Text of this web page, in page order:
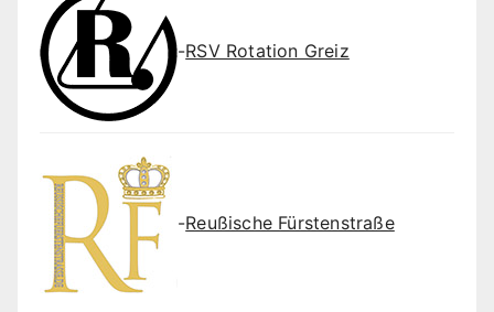
-RSV Rotation Greiz
-Reußische Fürstenstraße